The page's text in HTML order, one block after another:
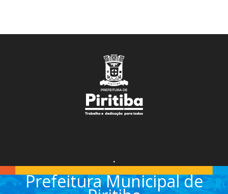
.
Prefeitura Municipal de